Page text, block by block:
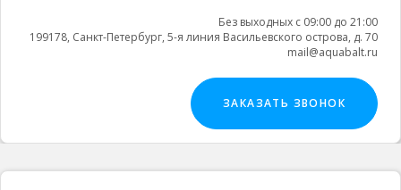
Без выходных с 09:00 до 21:00
199178, Санкт-Петербург, 5-я линия Васильевского острова, д. 70
mail@aquabalt.ru
ЗАКАЗАТЬ ЗВОНОК